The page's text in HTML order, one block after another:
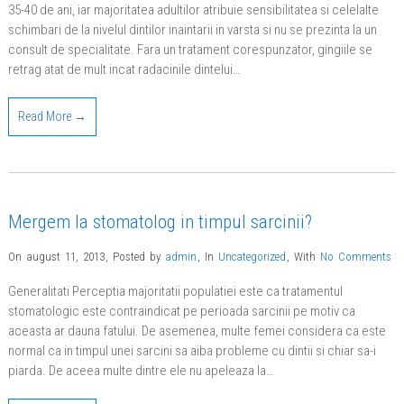
35-40 de ani, iar majoritatea adultilor atribuie sensibilitatea si celelalte
schimbari de la nivelul dintilor inaintarii in varsta si nu se prezinta la un
consult de specialitate. Fara un tratament corespunzator, gingiile se
retrag atat de mult incat radacinile dintelui…
Read More →
Mergem la stomatolog in timpul sarcinii?
On august 11, 2013, Posted by admin , In Uncategorized , With No Comments
Generalitati Perceptia majoritatii populatiei este ca tratamentul
stomatologic este contraindicat pe perioada sarcinii pe motiv ca
aceasta ar dauna fatului. De asemenea, multe femei considera ca este
normal ca in timpul unei sarcini sa aiba probleme cu dintii si chiar sa-i
piarda. De aceea multe dintre ele nu apeleaza la…